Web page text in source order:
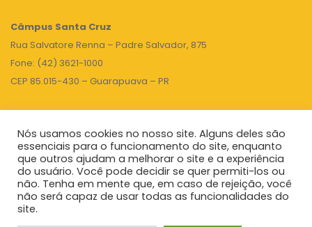
Câmpus Santa Cruz
Rua Salvatore Renna – Padre Salvador, 875
Fone: (42) 3621-1000
CEP 85.015-430 – Guarapuava – PR
TOPO
Unicentro |Governo do Paraná|Seti| Agenda do Reitor
Nós usamos cookies no nosso site. Alguns deles são
essenciais para o funcionamento do site, enquanto
que outros ajudam a melhorar o site e a experiência
do usuário. Você pode decidir se quer permiti-los ou
não. Tenha em mente que, em caso de rejeição, você
não será capaz de usar todas as funcionalidades do
site.